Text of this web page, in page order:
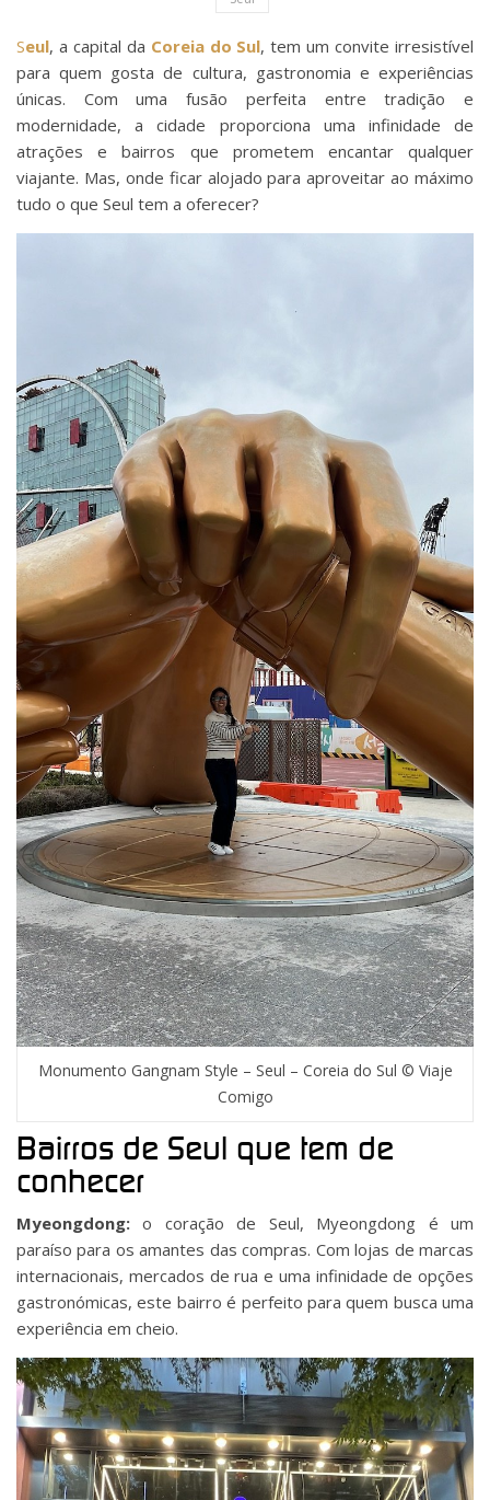
Seul, a capital da Coreia do Sul, tem um convite irresistível
para quem gosta de cultura, gastronomia e experiências
únicas. Com uma fusão perfeita entre tradição e
modernidade, a cidade proporciona uma infinidade de
atrações e bairros que prometem encantar qualquer
viajante. Mas, onde ficar alojado para aproveitar ao máximo
tudo o que Seul tem a oferecer?
Monumento Gangnam Style – Seul – Coreia do Sul © Viaje
Comigo
Bairros de Seul que tem de
conhecer
Myeongdong: o coração de Seul, Myeongdong é um
paraíso para os amantes das compras. Com lojas de marcas
internacionais, mercados de rua e uma infinidade de opções
gastronómicas, este bairro é perfeito para quem busca uma
experiência em cheio.